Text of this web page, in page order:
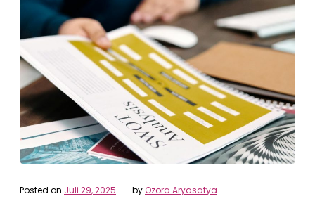
Posted on Juli 29, 2025 byOzora Aryasatya